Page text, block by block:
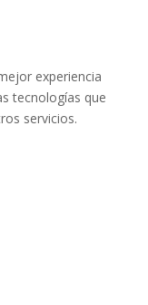
experiencia
tecnologías que
servicios.